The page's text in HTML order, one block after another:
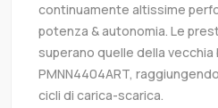
continuamente altissime
potenza & autonomia. Le
superano quelle della
PMNN4404ART,
cicli di carica-scarica.